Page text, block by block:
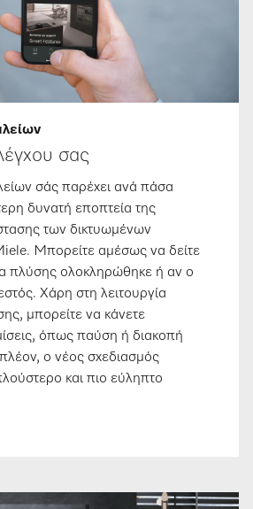
σας
σάς παρέχει ανά πάσα
δυνατή εποπτεία της
των δικτυωμένων
Μπορείτε αμέσως να δείτε
πλύσης ολοκληρώθηκε ή αν ο
Χάρη στη λειτουργία
μπορείτε να κάνετε
όπως παύση ή διακοπή
ο νέος σχεδιασμός
και πιο εύληπτο